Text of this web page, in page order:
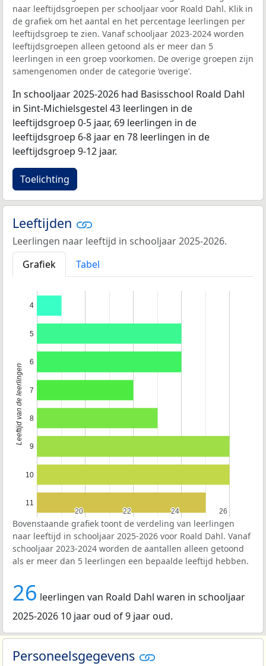
naar leeftijdsgroepen per schooljaar voor Roald Dahl. Klik in
de grafiek om het aantal en het percentage leerlingen per
leeftijdsgroep te zien. Vanaf schooljaar 2023-2024 worden
leeftijdsgroepen alleen getoond als er meer dan 5
leerlingen in een groep voorkomen. De overige groepen zijn
samengenomen onder de categorie ‘overige’.
In schooljaar 2025-2026 had Basisschool Roald Dahl
in Sint-Michielsgestel 43 leerlingen in de
leeftijdsgroep 0-5 jaar, 69 leerlingen in de
leeftijdsgroep 6-8 jaar en 78 leerlingen in de
leeftijdsgroep 9-12 jaar.
Toelichting
Leeftijden
Leerlingen naar leeftijd in schooljaar 2025-2026.
Grafiek
Tabel
20
20 22
22 24
24 26
26
4
5
6
7
8
9
10
11
Leeftijd van de leerlingen
Bovenstaande grafiek toont de verdeling van leerlingen
naar leeftijd in schooljaar 2025-2026 voor Roald Dahl. Vanaf
schooljaar 2023-2024 worden de aantallen alleen getoond
als er meer dan 5 leerlingen een bepaalde leeftijd hebben.
26 leerlingen van Roald Dahl waren in schooljaar
2025-2026 10 jaar oud of 9 jaar oud.
Personeelsgegevens